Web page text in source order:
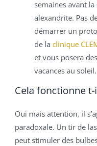
semaines avant
alexandrite. Pas
démarrer un
de la clinique
et vous posera
vacances au soleil.
Cela fonctionne t-
Oui mais attention, il
paradoxale. Un tir de
peut stimuler des